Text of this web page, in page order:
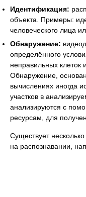
Идентификация:
объекта. Примеры:
человеческого лица
Обнаружение:
определённого
неправильных клеток
Обнаружение,
вычислениях иногда
участков в
анализируются с
ресурсам, для
Существует
на распознавании,